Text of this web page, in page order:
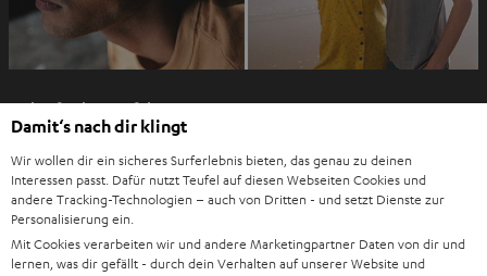
m
n
e
u
e
n
T
Einkaufen bei Teufel
8 Wochen Rückgaberecht
Direkt vom Hersteller
7 Teufel Shops
Audio-Lexikon
Damit‘s nach dir klingt
Wir wollen dir ein sicheres Surferlebnis bieten, das genau zu deinen
Interessen passt. Dafür nutzt Teufel auf diesen Webseiten Cookies und
andere Tracking-Technologien – auch von Dritten - und setzt Dienste zur
Personalisierung ein.
Mit Cookies verarbeiten wir und andere Marketingpartner Daten von dir und
lernen, was dir gefällt - durch dein Verhalten auf unserer Website und